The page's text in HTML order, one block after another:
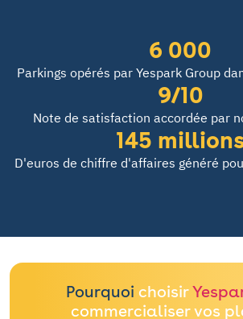
6 000
Parkings opérés par Yespark Group
9/10
Note de satisfaction accordée par
145
D'euros de chiffre d'affaires généré
Pourquoi choisir
commercialiser vos